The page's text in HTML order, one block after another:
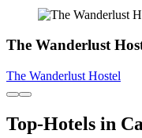
The Wanderlust
The Wanderlust Hostel
Top-Hotels in